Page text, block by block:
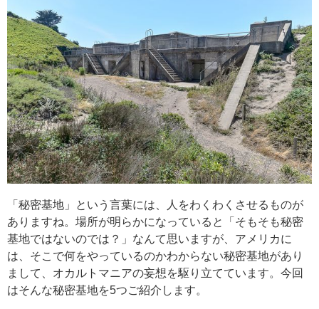
「秘密基地」という言葉には、人をわくわくさせるものが
ありますね。場所が明らかになっていると「そもそも秘密
基地ではないのでは？」なんて思いますが、アメリカに
は、そこで何をやっているのかわからない秘密基地があり
まして、オカルトマニアの妄想を駆り立てています。今回
はそんな秘密基地を5つご紹介します。